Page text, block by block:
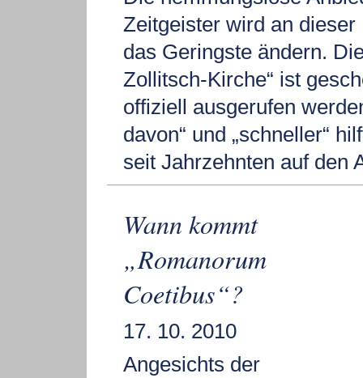
Zeitgeister wird an
das Geringste ändern.
Zollitsch-Kirche“ ist
offiziell ausgerufen
davon“ und „schneller“
seit Jahrzehnten auf den
Wann kommt
„Romanorum
Coetibus“?
17. 10. 2010
Angesichts der